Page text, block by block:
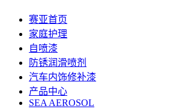
赛亚首页
家庭护理
自喷漆
防锈润滑喷剂
汽车内饰修补漆
产品中心
SEA AEROSOL